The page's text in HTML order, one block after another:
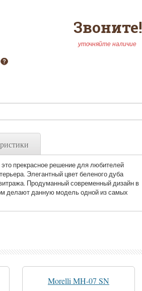
Звоните!
уточняйте наличие
прекрасное решение для любителей
Элегантный цвет беленого дуба
Продуманный современный дизайн в
делают данную модель одной из самых
Morelli MH-07 SN